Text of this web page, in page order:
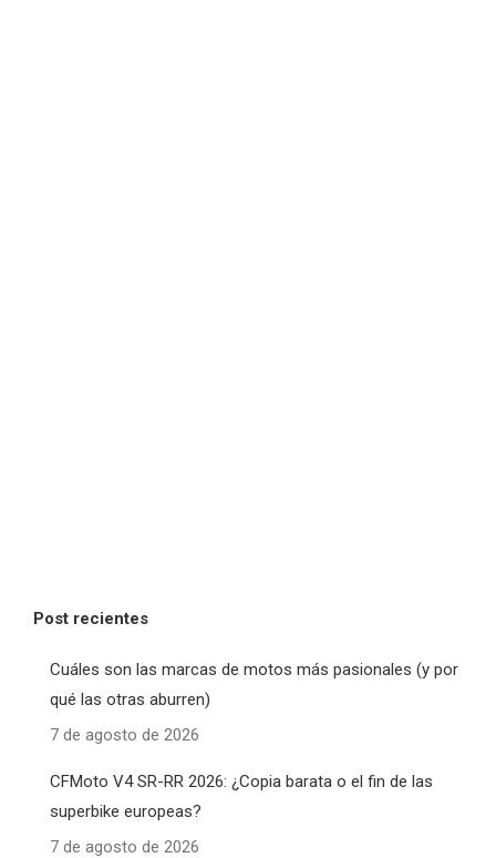
Post recientes
Cuáles son las marcas de motos más pasionales (y por
qué las otras aburren)
7 de agosto de 2026
CFMoto V4 SR-RR 2026: ¿Copia barata o el fin de las
superbike europeas?
7 de agosto de 2026